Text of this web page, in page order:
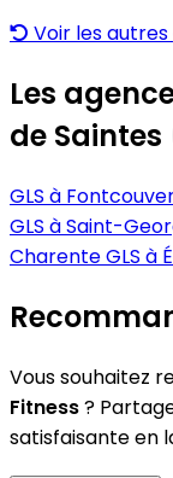
Voir les autres
Les
de Saintes
GLS à
GLS à Saint-
CharenteGLS à
Vous souhaitez
Fitness?
satisfaisante en